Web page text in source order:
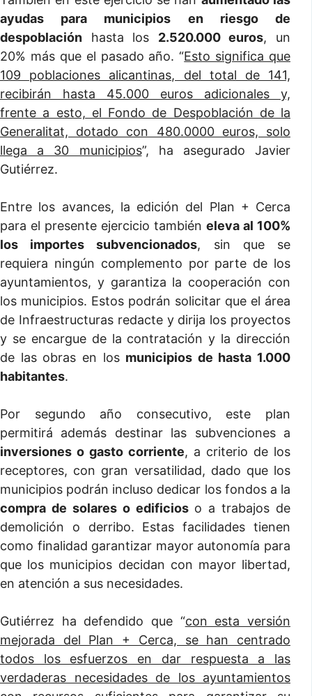
ayudas para municipios en riesgo de
despoblación hasta los 2.520.000 euros, un
20% más que el pasado año. “Esto significa que
109 poblaciones alicantinas, del total de 141,
recibirán hasta 45.000 euros adicionales y,
frente a esto, el Fondo de Despoblación de la
Generalitat, dotado con 480.0000 euros, solo
llega a 30 municipios”, ha asegurado Javier
Gutiérrez.
Entre los avances, la edición del Plan + Cerca
para el presente ejercicio también eleva al 100%
los importes subvencionados, sin que se
requiera ningún complemento por parte de los
ayuntamientos, y garantiza la cooperación con
los municipios. Estos podrán solicitar que el área
de Infraestructuras redacte y dirija los proyectos
y se encargue de la contratación y la dirección
de las obras en los municipios de hasta 1.000
habitantes.
Por segundo año consecutivo, este plan
permitirá además destinar las subvenciones a
inversiones o gasto corriente, a criterio de los
receptores, con gran versatilidad, dado que los
municipios podrán incluso dedicar los fondos a la
compra de solares o edificioso a trabajos de
demolición o derribo. Estas facilidades tienen
como finalidad garantizar mayor autonomía para
que los municipios decidan con mayor libertad,
en atención a sus necesidades.
Gutiérrez ha defendido que “con esta versión
mejorada del Plan + Cerca, se han centrado
todos los esfuerzos en dar respuesta a las
verdaderas necesidades de los ayuntamientos